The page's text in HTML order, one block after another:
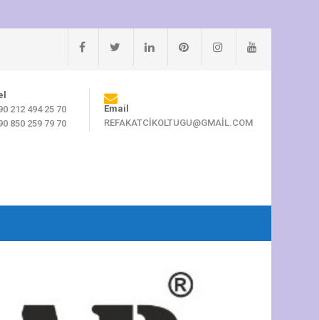
212 494 25 70
850 259 79 70
Email
REFAKATCIKOLTUGU@GMAIL.COM